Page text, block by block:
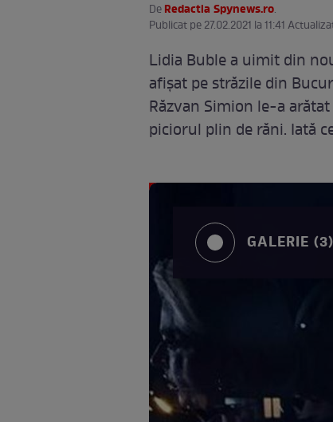
DeRedactia Spynews.ro.
Publicat pe 27.02.2021 la 11:41
Lidia Buble a uimit din
afișat pe străzile din
Răzvan Simion le-a
piciorul plin de răni. Iată
GALERIE (3)